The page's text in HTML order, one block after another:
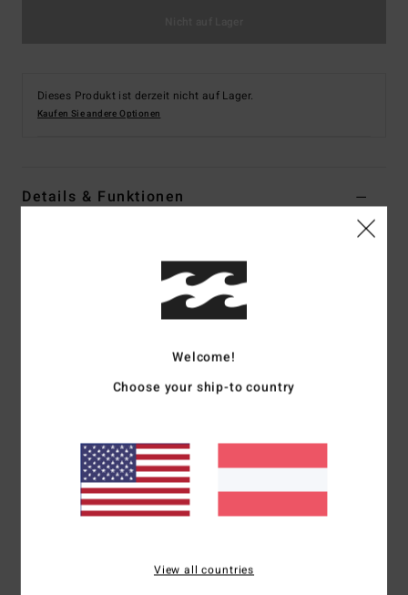
Dieses Produkt ist derzeit nicht auf Lager.
Kaufen Sie andere Optionen
Details & Funktionen
Farbcodeblk
Teil der Spec73-Kollektion
Performance-Boardshorts mit fester Taille
Schnelltrocknendes Material dank Micro Repel-
Beschichtung
Cut and Sew Panel
Billabong-Schriftzug
Welcome!
Choose your ship-to country
View all countries